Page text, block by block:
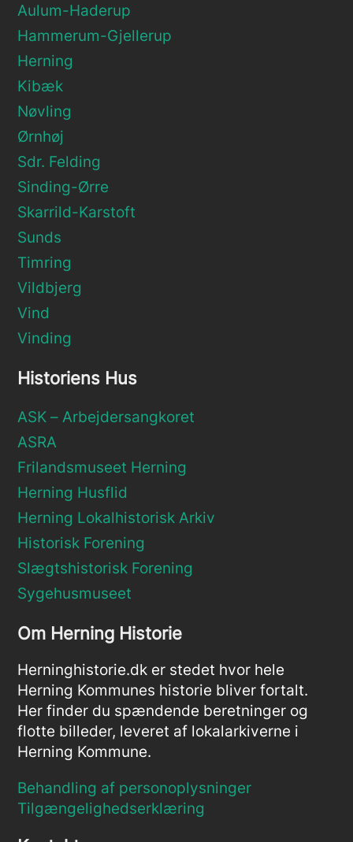
Aulum-Haderup
Hammerum-Gjellerup
Herning
Kibæk
Nøvling
Ørnhøj
Sdr. Felding
Sinding-Ørre
Skarrild-Karstoft
Sunds
Timring
Vildbjerg
Vind
Vinding
Historiens Hus
ASK – Arbejdersangkoret
ASRA
Frilandsmuseet Herning
Herning Husflid
Herning Lokalhistorisk Arkiv
Historisk Forening
Slægtshistorisk Forening
Sygehusmuseet
Om Herning Historie
Herninghistorie.dk er stedet hvor hele
Herning Kommunes historie bliver fortalt.
Her finder du spændende beretninger og
flotte billeder, leveret af lokalarkiverne i
Herning Kommune.
Behandling af personoplysninger
Tilgængelighedserklæring